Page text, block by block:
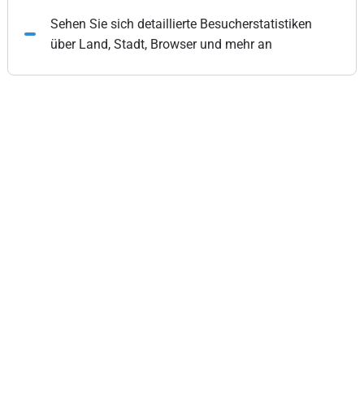
Sehen Sie sich detaillierte Besucherstatistiken
über Land, Stadt, Browser und mehr an